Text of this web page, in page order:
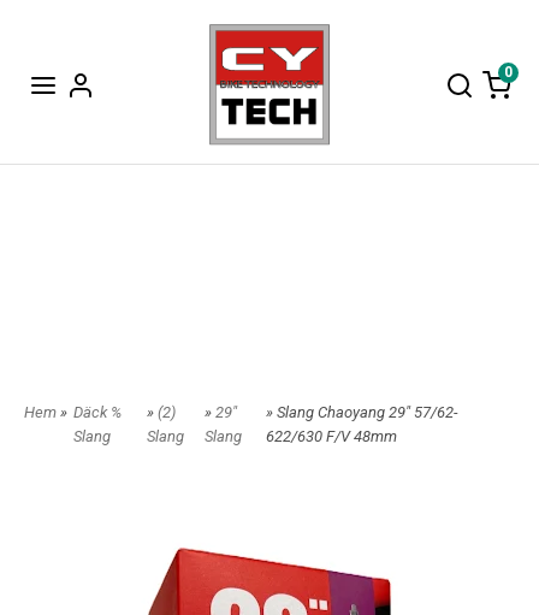
0
Hem » Däck %
Slang
» (2)
Slang
» 29"
Slang
» Slang Chaoyang 29" 57/62-
622/630 F/V 48mm